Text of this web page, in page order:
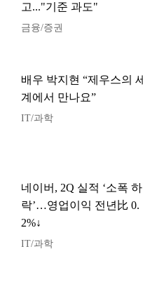
고..."기준 과도"
금융/증권
배우 박지현 “제우스의 세
계에서 만나요”
IT/과학
네이버, 2Q 실적 ‘소폭 하
락’…영업이익 전년比 0.
2%↓
IT/과학